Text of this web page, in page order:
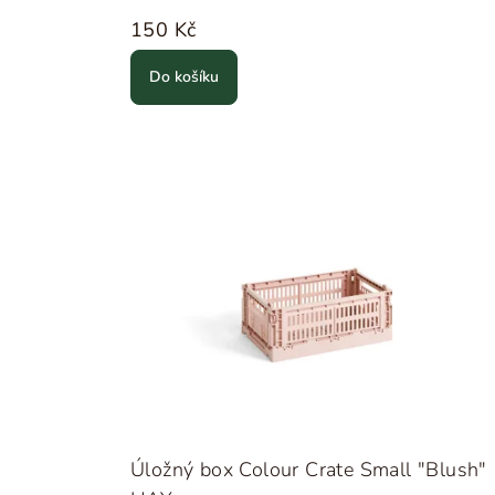
150 Kč
Do košíku
Úložný box Colour Crate Small "Blush"